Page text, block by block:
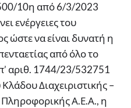
500/10η από 6/3/2023
ενέργειες του
ώστε να είναι δυνατή η
από όλο το
αριθ. 1744/23/532751
Διαχειριστικής –
Πληροφορικής Α.Ε.Α., η